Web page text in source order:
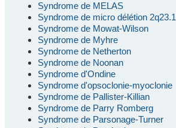
Syndrome de MELAS
Syndrome de micro délétion 2q23.1
Syndrome de Mowat-Wilson
Syndrome de Myhre
Syndrome de Netherton
Syndrome de Noonan
Syndrome d'Ondine
Syndrome d'opsoclonie-myoclonie
Syndrome de Pallister-Killian
Syndrome de Parry Romberg
Syndrome de Parsonage-Turner